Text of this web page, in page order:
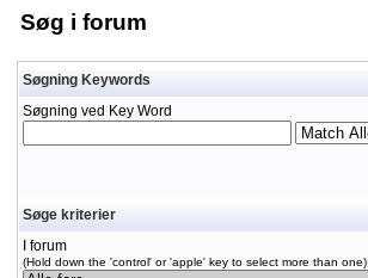
Søg i forum
Søgning Keywords
Søgning ved Key Word
Søge kriterier
I forum
(Hold down the 'control' or 'apple' key to select more than one)